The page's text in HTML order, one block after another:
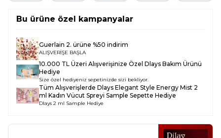
Bu ürüne özel kampanyalar
Guerlain 2. ürüne %50 indirim
ALIŞVERİŞE BAŞLA
10.000 TL Üzeri Alışverişinize Özel Dlays Bakım Ürünü
Hediye
Size özel hediyeniz sepetinizde sizi bekliyor.
Tüm Alışverişlerde Dlays Elegant Style Energy Mist 2
ml Kadın Vücut Spreyi Sample Sepette Hediye
Dlays 2 ml Sample Hediye